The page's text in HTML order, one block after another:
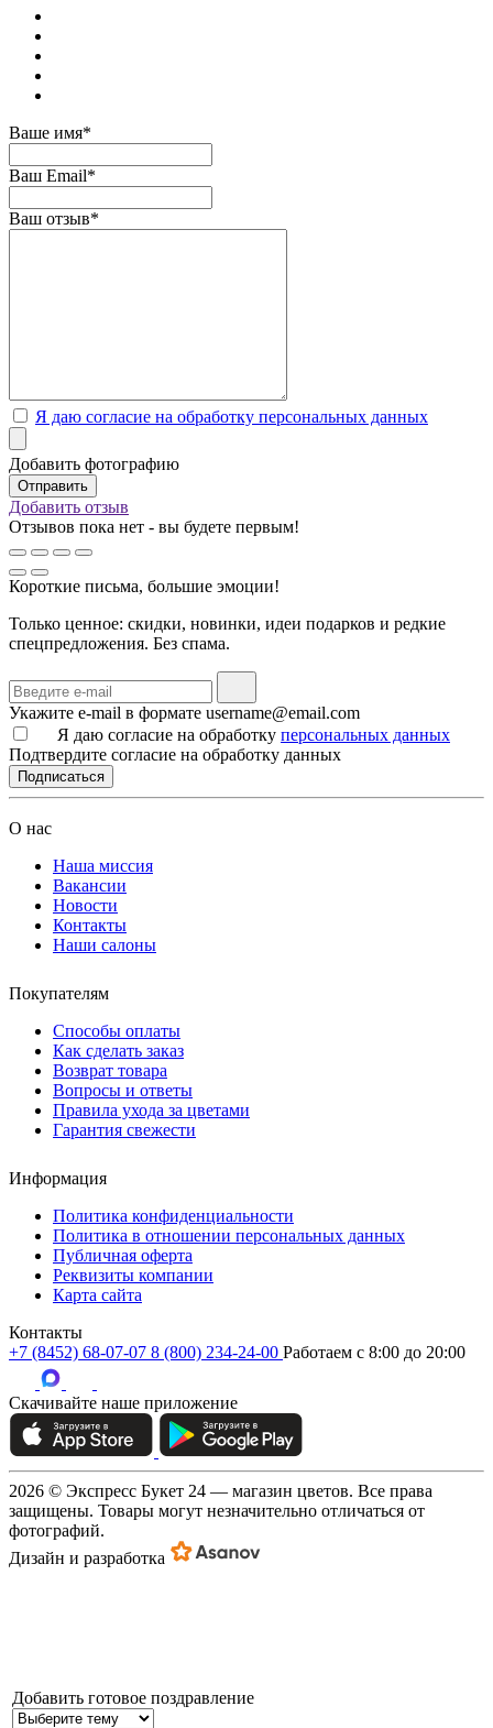
Ваше имя*
Ваш Email*
Ваш отзыв*
Я даю согласие на обработку персональных данных
Добавить фотографию
Добавить отзыв
Отзывов пока нет - вы будете первым!
Короткие письма, большие эмоции!
Только ценное: скидки, новинки, идеи подарков и редкие
спецпредложения. Без спама.
Укажите e-mail в формате username@email.com
Я даю согласие на обработку персональных данных
Подтвердите согласие на обработку данных
Подписаться
О нас
Наша миссия
Вакансии
Новости
Контакты
Наши салоны
Покупателям
Способы оплаты
Как сделать заказ
Возврат товара
Вопросы и ответы
Правила ухода за цветами
Гарантия свежести
Информация
Политика конфиденциальности
Политика в отношении персональных данных
Публичная оферта
Реквизиты компании
Карта сайта
Контакты
+7 (8452) 68-07-07 8 (800) 234-24-00 Работаем c 8:00 до 20:00
Скачивайте наше приложение
2026 © Экспресс Букет 24 — магазин цветов. Все права
защищены. Товары могут незначительно отличаться от
фотографий.
Дизайн и разработка
Добавить готовое поздравление